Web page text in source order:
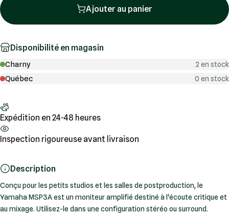
Ajouter au panier
Disponibilité en magasin
Charny 2 en stock
Québec 0 en stock
Expédition en 24-48 heures
Inspection rigoureuse avant livraison
Description
Conçu pour les petits studios et les salles de postproduction, le
Yamaha MSP3A est un moniteur amplifié destiné à l'écoute critique et
au mixage. Utilisez-le dans une configuration stéréo ou surround.